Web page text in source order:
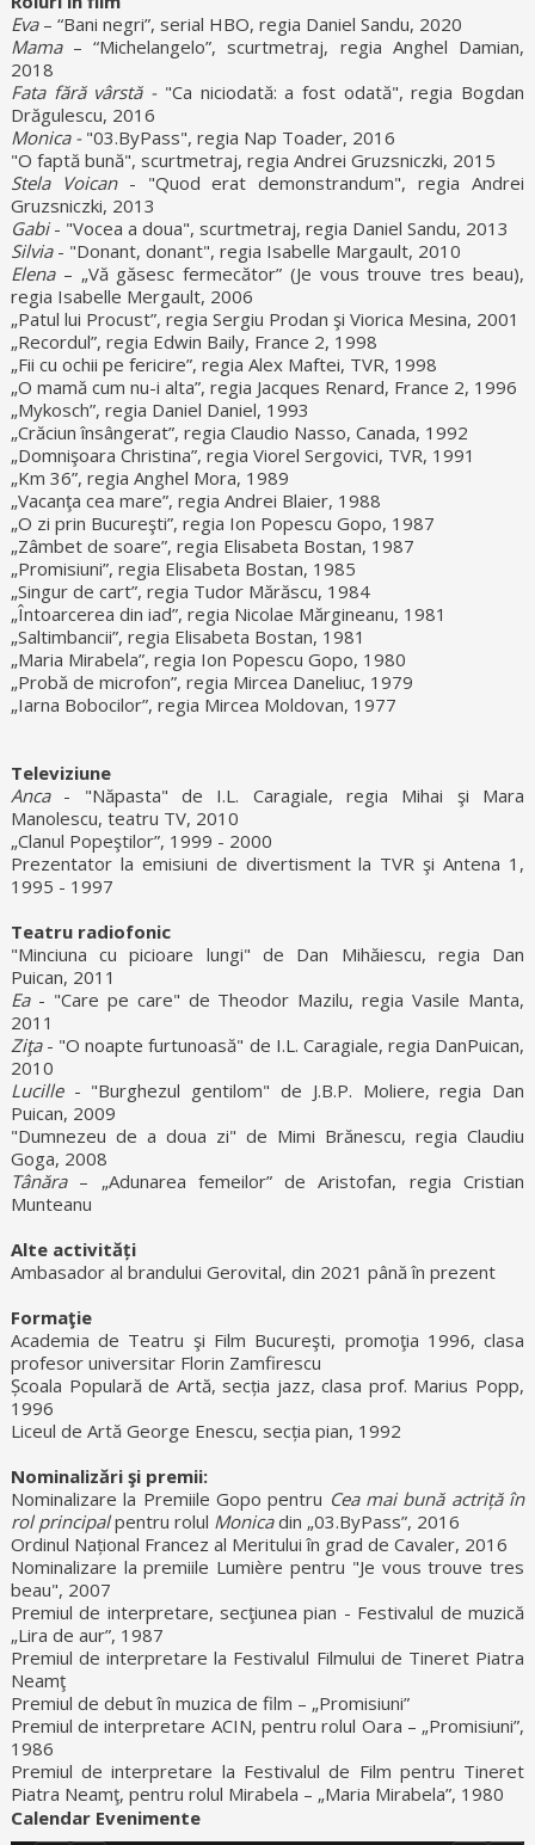
Eva– “Bani negri”, serial HBO, regia Daniel Sandu, 2020
Mama– “Michelangelo”, scurtmetraj, regia Anghel Damian,
2018
Fata fără vârstă - "Ca niciodată: a fost odată", regia Bogdan
Drăgulescu, 2016
Monica - "03.ByPass", regia Nap Toader, 2016
"O faptă bună", scurtmetraj, regia Andrei Gruzsniczki, 2015
Stela Voican- "Quod erat demonstrandum", regia Andrei
Gruzsniczki, 2013
Gabi- "Vocea a doua", scurtmetraj, regia Daniel Sandu, 2013
Silvia - "Donant, donant", regia Isabelle Margault, 2010
Elena– „Vă găsesc fermecător” (Je vous trouve tres beau),
regia Isabelle Mergault, 2006
„Patul lui Procust”, regia Sergiu Prodan şi Viorica Mesina, 2001
„Recordul”, regia Edwin Baily, France 2, 1998
„Fii cu ochii pe fericire”, regia Alex Maftei, TVR, 1998
„O mamă cum nu-i alta”, regia Jacques Renard, France 2, 1996
„Mykosch”, regia Daniel Daniel, 1993
„Crăciun însângerat”, regia Claudio Nasso, Canada, 1992
„Domnişoara Christina”, regia Viorel Sergovici, TVR, 1991
„Km 36”, regia Anghel Mora, 1989
„Vacanţa cea mare”, regia Andrei Blaier, 1988
„O zi prin Bucureşti”, regia Ion Popescu Gopo, 1987
„Zâmbet de soare”, regia Elisabeta Bostan, 1987
„Promisiuni”, regia Elisabeta Bostan, 1985
„Singur de cart”, regia Tudor Mărăscu, 1984
„Întoarcerea din iad”, regia Nicolae Mărgineanu, 1981
„Saltimbancii”, regia Elisabeta Bostan, 1981
„Maria Mirabela”, regia Ion Popescu Gopo, 1980
„Probă de microfon”, regia Mircea Daneliuc, 1979
„Iarna Bobocilor”, regia Mircea Moldovan, 1977
Televiziune
Anca - "Năpasta" de I.L. Caragiale, regia Mihai şi Mara
Manolescu, teatru TV, 2010
„Clanul Popeştilor”, 1999 - 2000
Prezentator la emisiuni de divertisment la TVR şi Antena 1,
1995 - 1997
Teatru radiofonic
"Minciuna cu picioare lungi" de Dan Mihăiescu, regia Dan
Puican, 2011
Ea - "Care pe care" de Theodor Mazilu, regia Vasile Manta,
2011
Ziţa- "O noapte furtunoasă" de I.L. Caragiale, regia DanPuican,
2010
Lucille - "Burghezul gentilom" de J.B.P. Moliere, regia Dan
Puican, 2009
"Dumnezeu de a doua zi" de Mimi Brănescu, regia Claudiu
Goga, 2008
Tânăra– „Adunarea femeilor” de Aristofan, regia Cristian
Munteanu
Alte activități
Ambasador al brandului Gerovital, din 2021 până în prezent
Formaţie
Academia de Teatru şi Film Bucureşti, promoţia 1996, clasa
profesor universitar Florin Zamfirescu
Școala Populară de Artă, secția jazz, clasa prof. Marius Popp,
1996
Liceul de Artă George Enescu, secția pian, 1992
Nominalizări şi premii:
Nominalizare la Premiile Gopo pentru Cea mai bună actriță în
rol principalpentru rolul Monicadin „03.ByPass”, 2016
Ordinul Național Francez al Meritului în grad de Cavaler, 2016
Nominalizare la premiile Lumière pentru "Je vous trouve tres
beau", 2007
Premiul de interpretare, secţiunea pian - Festivalul de muzică
„Lira de aur”, 1987
Premiul de interpretare la Festivalul Filmului de Tineret Piatra
Neamţ
Premiul de debut în muzica de film – „Promisiuni”
Premiul de interpretare ACIN, pentru rolul Oara – „Promisiuni”,
1986
Premiul de interpretare la Festivalul de Film pentru Tineret
Piatra Neamţ, pentru rolul Mirabela – „Maria Mirabela”, 1980
Calendar Evenimente